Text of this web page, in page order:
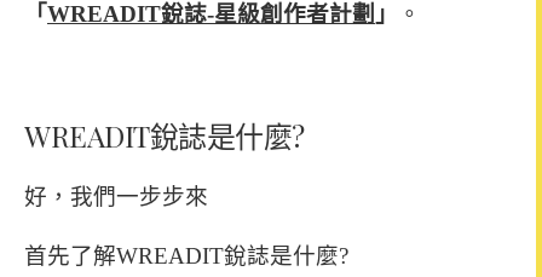
「WREADIT銳誌-星級創作者計劃 」 。
WREADIT銳誌是什麼?
好，我們一步步來
首先了解WREADIT銳誌是什麼?